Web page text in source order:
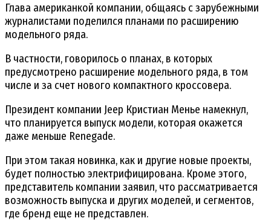
Глава американкой компании, общаясь с зарубежными
журналистами поделился планами по расширению
модельного ряда.
В частности, говорилось о планах, в которых
предусмотрено расширение модельного ряда, в том
числе и за счет нового компактного кроссовера.
Президент компании Jeep Кристиан Менье намекнул,
что планируется выпуск модели, которая окажется
даже меньше Renegade.
При этом такая новинка, как и другие новые проекты,
будет полностью электрифицирована. Кроме этого,
представитель компании заявил, что рассматривается
возможность выпуска и других моделей, и сегментов,
где бренд еще не представлен.